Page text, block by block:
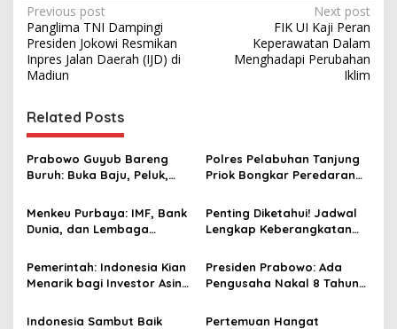
P
o
s
t
n
a
v
i
g
a
t
i
o
Previous post
Panglima TNI Dampingi
Presiden Jokowi Resmikan
Inpres Jalan Daerah (IJD) di
Madiun
Next post
FIK UI Kaji Peran
Keperawatan Dalam
Menghadapi Perubahan
Iklim
Related Posts
Prabowo Guyub Bareng
Buruh: Buka Baju, Peluk,
Polres Pelabuhan Tanjung
Priok Bongkar Peredaran
Warakas Jakut
Menkeu Purbaya: IMF, Bank
Dunia, dan Lembaga
Kebijakan Fiskal Indonesia
Penting Diketahui! Jadwal
Lengkap Keberangkatan
Pemerintah: Indonesia Kian
Menarik bagi Investor Asing
Stabilitas Jadi Keunggulan
Presiden Prabowo: Ada
Pengusaha Nakal 8 Tahun
Pidanakan!
Indonesia Sambut Baik
Pertemuan Hangat